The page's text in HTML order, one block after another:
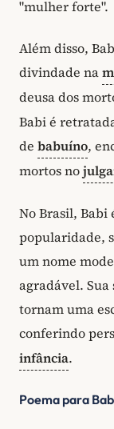
"mulher forte".
Além disso,
divindade na
deusa dos
Babi é
de babuíno,
mortos no
No Brasil, Babi
popularidade,
um nome
agradável.
tornam uma
conferindo
infância.
Poema para